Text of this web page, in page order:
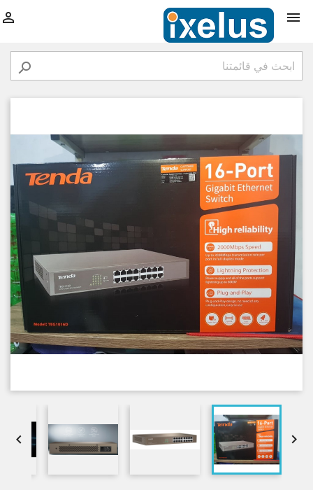




